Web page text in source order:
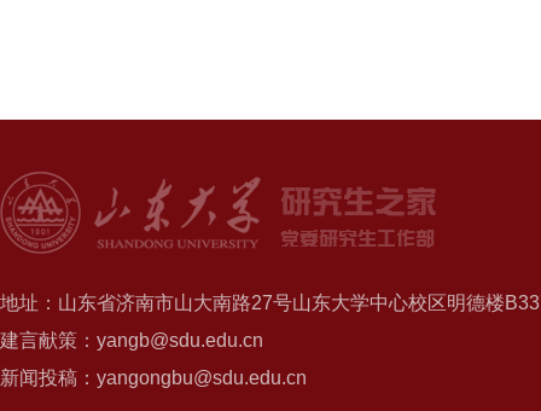
地址：山东省济南市山大南路27号山东大学中心校区明德楼
建言献策：yangb@sdu.edu.cn
新闻投稿：yangongbu@sdu.edu.cn